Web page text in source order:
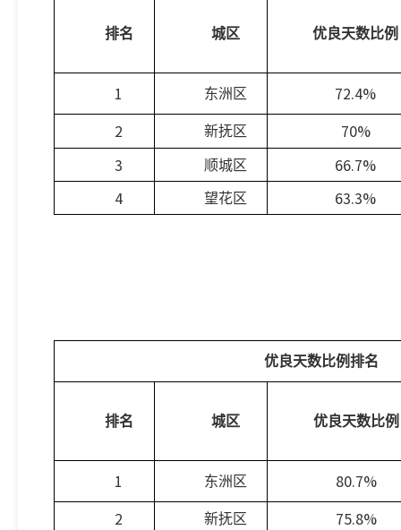
排名 城区 优良天数比例
1 东洲区
72.4%
2
新抚区
70%
3
顺城区
66.7%
4
望花区 63.3%
优良天数比例排名
排名 城区 优良天数比例
1 东洲区
80.7%
2
新抚区
75.8%